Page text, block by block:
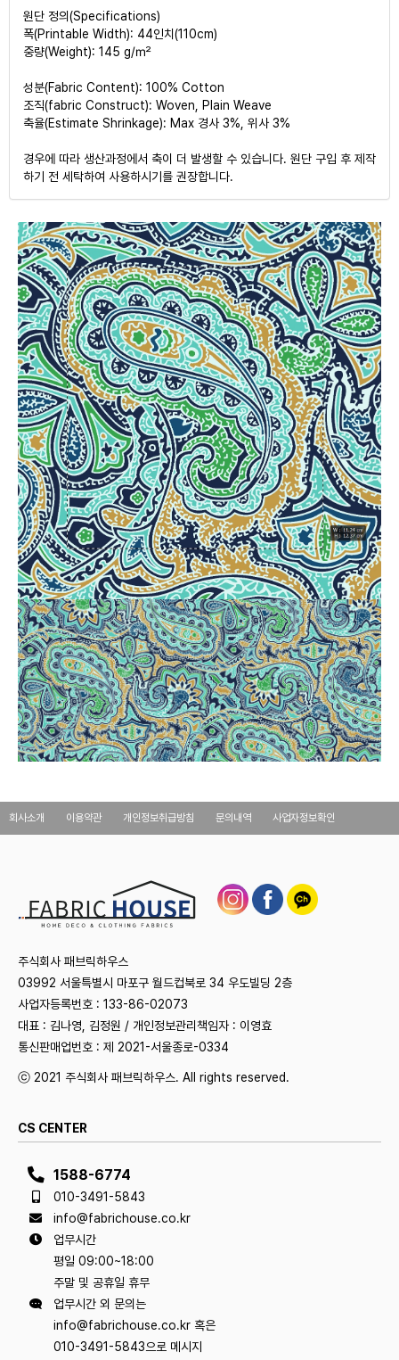
원단 정의(Specifications)
폭(Printable Width): 44인치(110cm)
중량(Weight): 145 g/㎡
성분(Fabric Content): 100% Cotton
조직(fabric Construct): Woven, Plain Weave
축율(Estimate Shrinkage): Max 경사 3%, 위사 3%
경우에 따라 생산과정에서 축이 더 발생할 수 있습니다. 원단 구입 후 제작
하기 전 세탁하여 사용하시기를 권장합니다.
회사소개 이용약관 개인정보취급방침 문의내역 사업자정보확인
주식회사 패브릭하우스
03992 서울특별시 마포구 월드컵북로 34 우도빌딩 2층
사업자등록번호 : 133-86-02073
대표 : 김나영, 김정원 / 개인정보관리책임자 : 이영효
통신판매업번호 : 제 2021-서울종로-0334
ⓒ 2021 주식회사 패브릭하우스. All rights reserved.
CS CENTER
1588-6774
010-3491-5843
info@fabrichouse.co.kr
업무시간
평일 09:00~18:00
주말 및 공휴일 휴무
업무시간 외 문의는
info@fabrichouse.co.kr 혹은
010-3491-5843으로 메시지